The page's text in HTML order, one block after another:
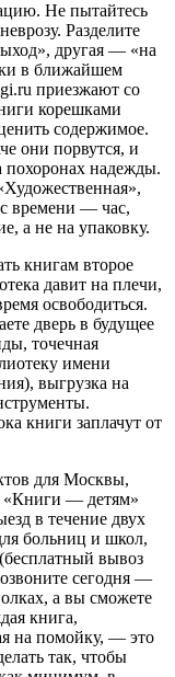
Не пытайтесь
Разделите
другая — «на
в ближайшем
приезжают со
корешками
содержимое.
они порвутся, и
похоронах надежды.
времени — час,
а не на упаковку.
книгам второе
давит на плечи,
освободиться.
дверь в будущее
точечная
имени
выгрузка на
книги заплачут от
для Москвы,
«Книги — детям»
в течение двух
больниц и школ,
вывоз
сегодня —
а вы сможете
книга,
на помойку, — это
так, чтобы